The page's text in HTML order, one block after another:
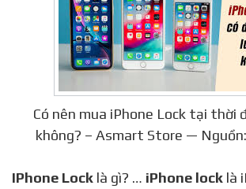
Có nên mua iPhone Lock tại thời
không? – Asmart Store —
IPhone Lock là gì? … iPhone lock là